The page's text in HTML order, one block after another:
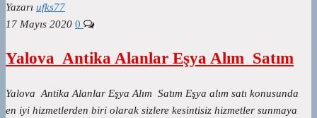
Yazarı ufks77
17 Mayıs 2020 0
Yalova Antika Alanlar Eşya Alım Satım
Yalova Antika Alanlar Eşya Alım Satım Eşya alım satı konusunda
en iyi hizmetlerden biri olarak sizlere kesintisiz hizmetler sunmaya